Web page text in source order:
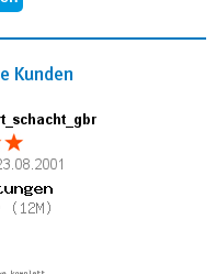
Kunden